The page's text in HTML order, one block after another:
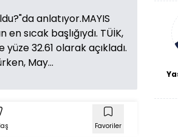
anlatıyor.MAYIS
sıcak başlığıydı. TÜİK,
yüze 32.61 olarak açıkladı.
May...
Favoriler